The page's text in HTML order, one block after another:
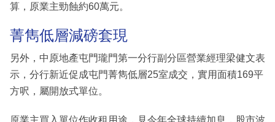
算，原業主勁蝕約60萬元。
菁雋低層減磅套現
另外，中原地產屯門瓏門第一分行副分區營業經理梁健文表
示，分行新近促成屯門菁雋低層25室成交，實用面積169平
方呎，屬開放式單位。